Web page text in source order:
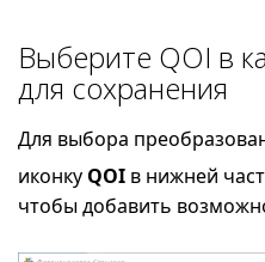
Выберите QOI в
для сохранения
Для выбора
иконку QOI в нижней
чтобы добавить